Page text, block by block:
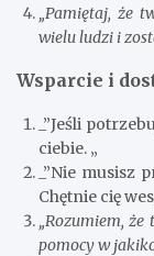
„Pamiętaj, że
wielu ludzi i
Wsparcie i
_”Jeśli
ciebie. „
_”Nie musisz
Chętnie cię
„Rozumiem, że
pomocy w